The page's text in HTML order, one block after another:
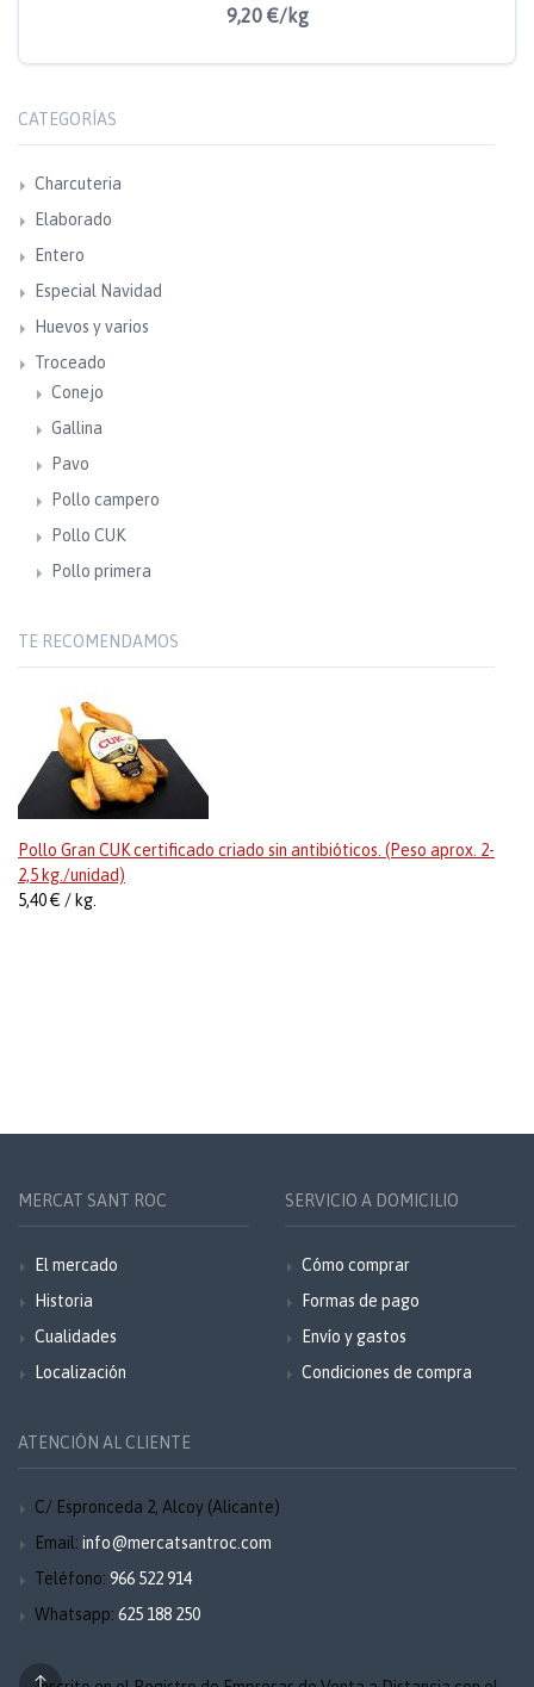
9,20 €/kg
CATEGORÍAS
Charcuteria
Elaborado
Entero
Especial Navidad
Huevos y varios
Troceado
Conejo
Gallina
Pavo
Pollo campero
Pollo CUK
Pollo primera
TE RECOMENDAMOS
Pollo Gran CUK certificado criado sin antibióticos. (Peso aprox. 2-
2,5 kg./unidad)
5,40 € / kg.
MERCAT SANT ROC
El mercado
Historia
Cualidades
Localización
SERVICIO A DOMICILIO
Cómo comprar
Formas de pago
Envío y gastos
Condiciones de compra
ATENCIÓN AL CLIENTE
C/ Espronceda 2, Alcoy (Alicante)
Email: info@mercatsantroc.com
Teléfono: 966 522 914
Whatsapp: 625 188 250